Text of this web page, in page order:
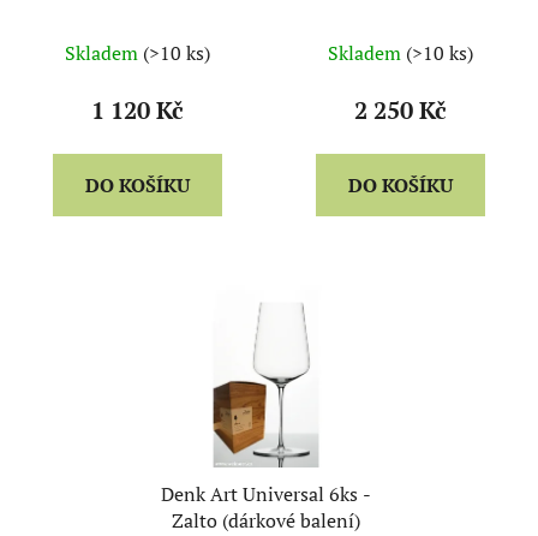
Skladem (>10 ks)
1 120 Kč
DO KOŠÍKU
Skladem (>10 ks)
2 250 Kč
DO KOŠÍKU
Denk Art Universal 6ks -
Zalto (dárkové balení)